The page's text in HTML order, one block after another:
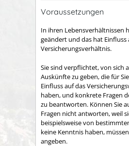
Voraussetzungen
In ihren Lebensverhältnissen
geändert und das hat Einfluss
Versicherungsverhältnis.
Sie sind verpflichtet, von sich
Auskünfte zu geben, die für
Einfluss auf das
haben, und konkrete Fragen
zu beantworten. Können Sie
Fragen nicht antworten, weil
beispielsweise von
keine Kenntnis haben,
angeben.